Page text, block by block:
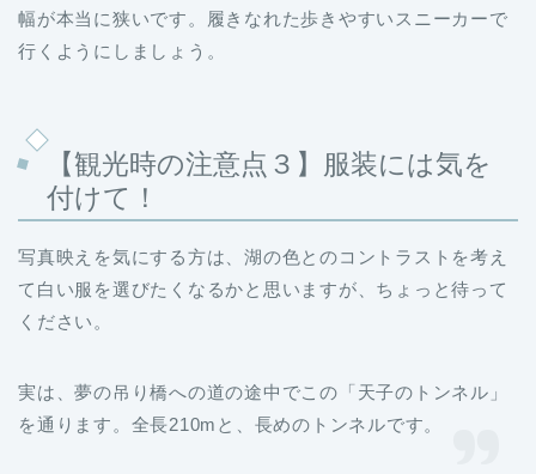
幅が本当に狭いです。履きなれた歩きやすいスニーカーで
行くようにしましょう。
【観光時の注意点３】服装には気を
付けて！
写真映えを気にする方は、湖の色とのコントラストを考え
て白い服を選びたくなるかと思いますが、ちょっと待って
ください。
実は、夢の吊り橋への道の途中でこの「天子のトンネル」
を通ります。全長210mと、長めのトンネルです。